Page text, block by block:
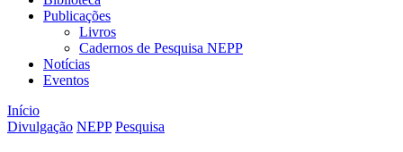
Publicações
Livros
Cadernos de Pesquisa NEPP
Notícias
Eventos
Início
Divulgação NEPP Pesquisa